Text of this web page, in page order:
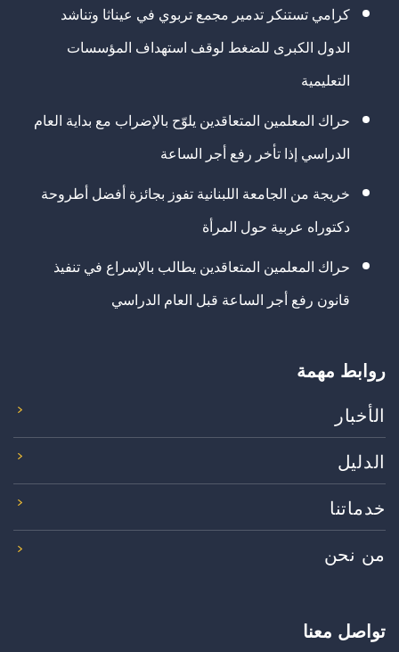
كرامي تستنكر تدمير مجمع تربوي في عيناثا وتناشد
الدول الكبرى للضغط لوقف استهداف المؤسسات
التعليمية
حراك المعلمين المتعاقدين يلوّح بالإضراب مع بداية العام
الدراسي إذا تأخر رفع أجر الساعة
خريجة من الجامعة اللبنانية تفوز بجائزة أفضل أطروحة
دكتوراه عربية حول المرأة
حراك المعلمين المتعاقدين يطالب بالإسراع في تنفيذ
قانون رفع أجر الساعة قبل العام الدراسي
روابط مهمة
الأخبار
الدليل
خدماتنا
من نحن
تواصل معنا